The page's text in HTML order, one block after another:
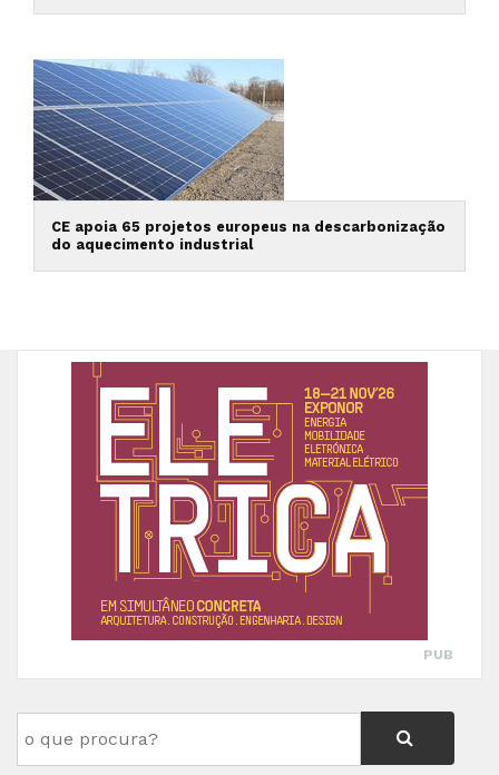
CE apoia 65 projetos europeus na descarbonização
do aquecimento industrial
PUB